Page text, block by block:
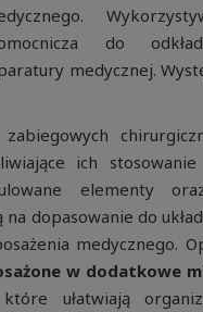
do
medycznej.
ich
elementy
dopasowanie do
medycznego.
w dodatkowe
ułatwiają